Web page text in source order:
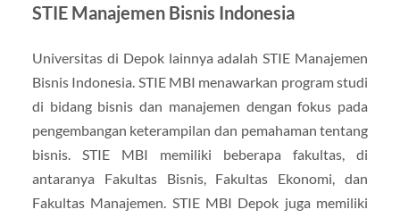
STIE Manajemen Bisnis Indonesia
Universitas di Depok lainnya adalah STIE Manajemen
Bisnis Indonesia. STIE MBI menawarkan program studi
di bidang bisnis dan manajemen dengan fokus pada
pengembangan keterampilan dan pemahaman tentang
bisnis. STIE MBI memiliki beberapa fakultas, di
antaranya Fakultas Bisnis, Fakultas Ekonomi, dan
Fakultas Manajemen. STIE MBI Depok juga memiliki